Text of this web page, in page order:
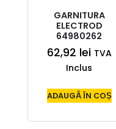
GARNITURA
ELECTROD
64980262
62,92 lei TVA
Inclus
ADAUGĂ ÎN COȘ